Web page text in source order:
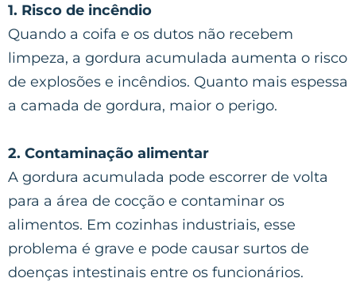
1. Risco de incêndio
Quando a coifa e os dutos não recebem
limpeza, a gordura acumulada aumenta o risco
de explosões e incêndios. Quanto mais espessa
a camada de gordura, maior o perigo.
2. Contaminação alimentar
A gordura acumulada pode escorrer de volta
para a área de cocção e contaminar os
alimentos. Em cozinhas industriais, esse
problema é grave e pode causar surtos de
doenças intestinais entre os funcionários.